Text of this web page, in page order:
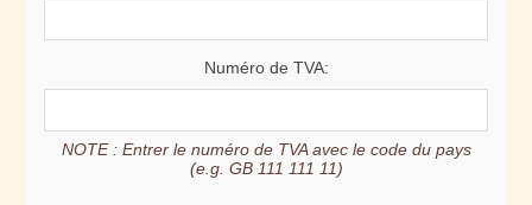
Numéro de TVA:
NOTE : Entrer le numéro de TVA avec le code du pays
(e.g. GB 111 111 11)